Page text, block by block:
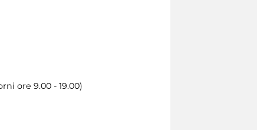
ore 9.00 - 19.00)